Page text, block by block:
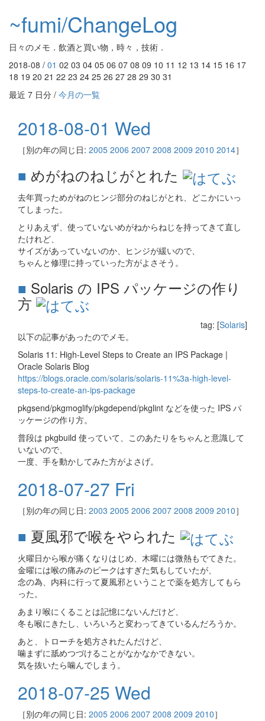
~fumi/ChangeLog
日々のメモ．飲酒と買い物，時々，技術．
2018-08 / 01 02 03 04 05 06 07 08 09 10 11 12 13 14 15 16 17
18 19 20 21 22 23 24 25 26 27 28 29 30 31
最近 7 日分 / 今月の一覧
2018-08-01 Wed
［別の年の同じ日: 2005 2006 2007 2008 2009 2010 2014］
■ めがねのねじがとれた
去年買っためがねのヒンジ部分のねじがとれ、どこかにいっ
てしまった。
とりあえず、使っていないめがねからねじを持ってきて直し
たけれど、
サイズがあっていないのか、ヒンジが緩いので、
ちゃんと修理に持っていった方がよさそう。
■ Solaris の IPS パッケージの作り
方
tag: [Solaris]
以下の記事があったのでメモ。
Solaris 11: High-Level Steps to Create an IPS Package |
Oracle Solaris Blog
https://blogs.oracle.com/solaris/solaris-11%3a-high-level-
steps-to-create-an-ips-package
pkgsend/pkgmoglify/pkgdepend/pkglint などを使った IPS パ
ッケージの作り方。
普段は pkgbuild 使っていて、このあたりをちゃんと意識して
いないので、
一度、手を動かしてみた方がよさげ。
2018-07-27 Fri
［別の年の同じ日: 2003 2005 2006 2007 2008 2009 2010］
■ 夏風邪で喉をやられた
火曜日から喉が痛くなりはじめ、木曜には微熱もでてきた。
金曜には喉の痛みのピークはすぎた気もしていたが、
念の為、内科に行って夏風邪ということで薬を処方してもら
った。
あまり喉にくることは記憶にないんだけど、
冬も喉にきたし、いろいろと変わってきているんだろうか。
あと、トローチを処方されたんだけど、
噛まずに舐めつづけることがなかなかできない。
気を抜いたら噛んでしまう。
2018-07-25 Wed
［別の年の同じ日: 2005 2006 2007 2008 2009 2010］